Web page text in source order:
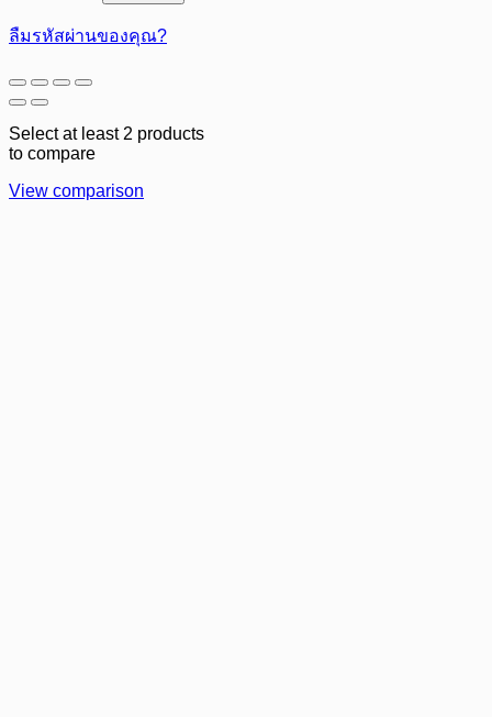
ลืมรหัสผ่านของคุณ?
Select at least 2 products
to compare
View comparison